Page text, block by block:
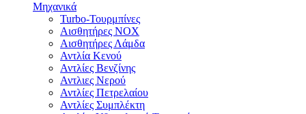
Μηχανικά
Turbo-Τουρμπίνες
Αισθητήρες NOX
Αισθητήρες Λάμδα
Αντλία Κενού
Αντλίες Βενζίνης
Αντλιες Νερού
Αντλίες Πετρελαίου
Αντλίες Συμπλέκτη